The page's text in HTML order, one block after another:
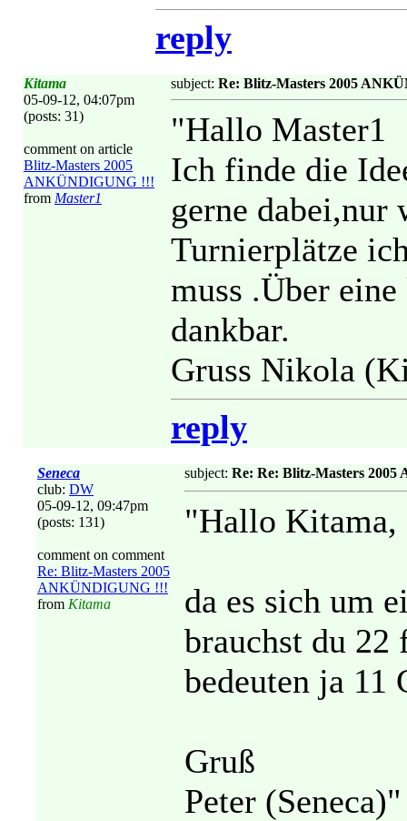
reply
Kitama
05-09-12, 04:07pm
(posts: 31)
comment on article
Blitz-Masters 2005
ANKÜNDIGUNG !!!
from Master1
subject: Re: Blitz-Masters 2005
"Hallo Master1
Ich finde die
gerne
Turnierplätze
muss .Über
dankbar.
Gruss Nikola
reply
Seneca
club: DW
05-09-12, 09:47pm
(posts: 131)
comment on comment
Re: Blitz-Masters 2005
ANKÜNDIGUNG !!!
from Kitama
subject: Re: Re: Blitz-Masters
"Hallo Kitama,
da es sich um
brauchst du 22
bedeuten ja 11
Gruß
Peter (Seneca)"